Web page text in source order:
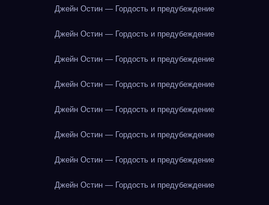
Джейн Остин — Гордость и предубеждение
Джейн Остин — Гордость и предубеждение
Джейн Остин — Гордость и предубеждение
Джейн Остин — Гордость и предубеждение
Джейн Остин — Гордость и предубеждение
Джейн Остин — Гордость и предубеждение
Джейн Остин — Гордость и предубеждение
Джейн Остин — Гордость и предубеждение